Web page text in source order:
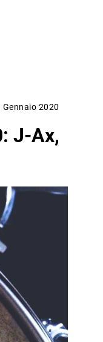
Gennaio 2020
J-Ax,